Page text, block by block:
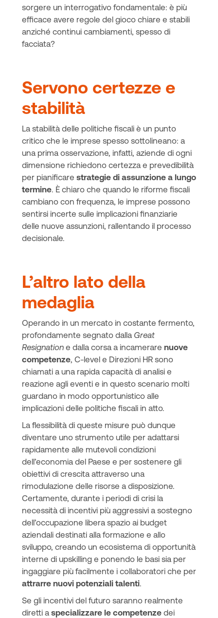
sorgere un interrogativo fondamentale: è più
efficace avere regole del gioco chiare e stabili
anziché continui cambiamenti, spesso di
facciata?
Servono certezze e
stabilità
La stabilità delle politiche fiscali è un punto
critico che le imprese spesso sottolineano: a
una prima osservazione, infatti, aziende di ogni
dimensione richiedono certezza e prevedibilità
per pianificare strategie di assunzione a lungo
termine. È chiaro che quando le riforme fiscali
cambiano con frequenza, le imprese possono
sentirsi incerte sulle implicazioni finanziarie
delle nuove assunzioni, rallentando il processo
decisionale.
L’altro lato della
medaglia
Operando in un mercato in costante fermento,
profondamente segnato dalla Great
Resignatione dalla corsa a incamerare nuove
competenze, C-level e Direzioni HR sono
chiamati a una rapida capacità di analisi e
reazione agli eventi e in questo scenario molti
guardano in modo opportunistico alle
implicazioni delle politiche fiscali in atto.
La flessibilità di queste misure può dunque
diventare uno strumento utile per adattarsi
rapidamente alle mutevoli condizioni
dell’economia del Paese e per sostenere gli
obiettivi di crescita attraverso una
rimodulazione delle risorse a disposizione.
Certamente, durante i periodi di crisi la
necessità di incentivi più aggressivi a sostegno
dell’occupazione libera spazio ai budget
aziendali destinati alla formazione e allo
sviluppo, creando un ecosistema di opportunità
interne di upskilling e ponendo le basi sia per
ingaggiare più facilmente i collaboratori che per
attrarre nuovi potenziali talenti.
Se gli incentivi del futuro saranno realmente
diretti a specializzare le competenzedei